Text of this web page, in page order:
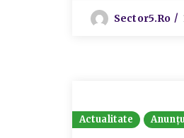
Sector5.ro
Actualitate